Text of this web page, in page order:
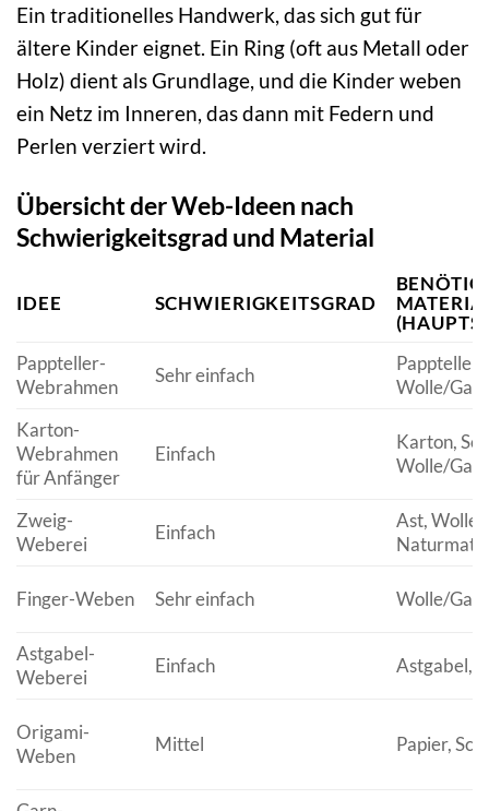
Ein traditionelles Handwerk, das sich gut für
ältere Kinder eignet. Ein Ring (oft aus Metall oder
Holz) dient als Grundlage, und die Kinder weben
ein Netz im Inneren, das dann mit Federn und
Perlen verziert wird.
Übersicht der Web-Ideen nach
Schwierigkeitsgrad und Material
IDEE SCHWIERIGKEITSGRAD
Pappteller-
Webrahmen
Sehr einfach
Pappteller,
Wolle/Garn
Karton-
Webrahmen
für Anfänger
Einfach
Karton,
Wolle/Garn
Zweig-
Weberei
Einfach
Ast, Wolle/
Finger-Weben Sehr einfach Wolle/Garn
Astgabel-
Weberei
Einfach Astgabel,
Origami-
Weben
Mittel Papier,